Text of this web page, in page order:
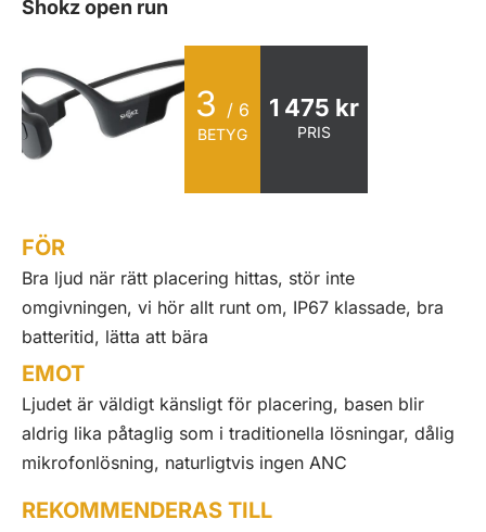
Shokz open run
3 / 6
BETYG
1 475 kr
PRIS
FÖR
Bra ljud när rätt placering hittas, stör inte
omgivningen, vi hör allt runt om, IP67 klassade, bra
batteritid, lätta att bära
EMOT
Ljudet är väldigt känsligt för placering, basen blir
aldrig lika påtaglig som i traditionella lösningar, dålig
mikrofonlösning, naturligtvis ingen ANC
REKOMMENDERAS TILL